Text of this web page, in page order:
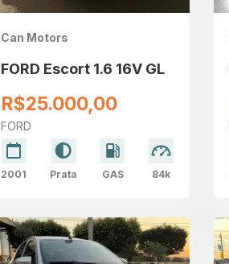
Can Motors
FORD Escort 1.6 16V GL
R$25.000,00
FORD
2001 Prata GAS 84k